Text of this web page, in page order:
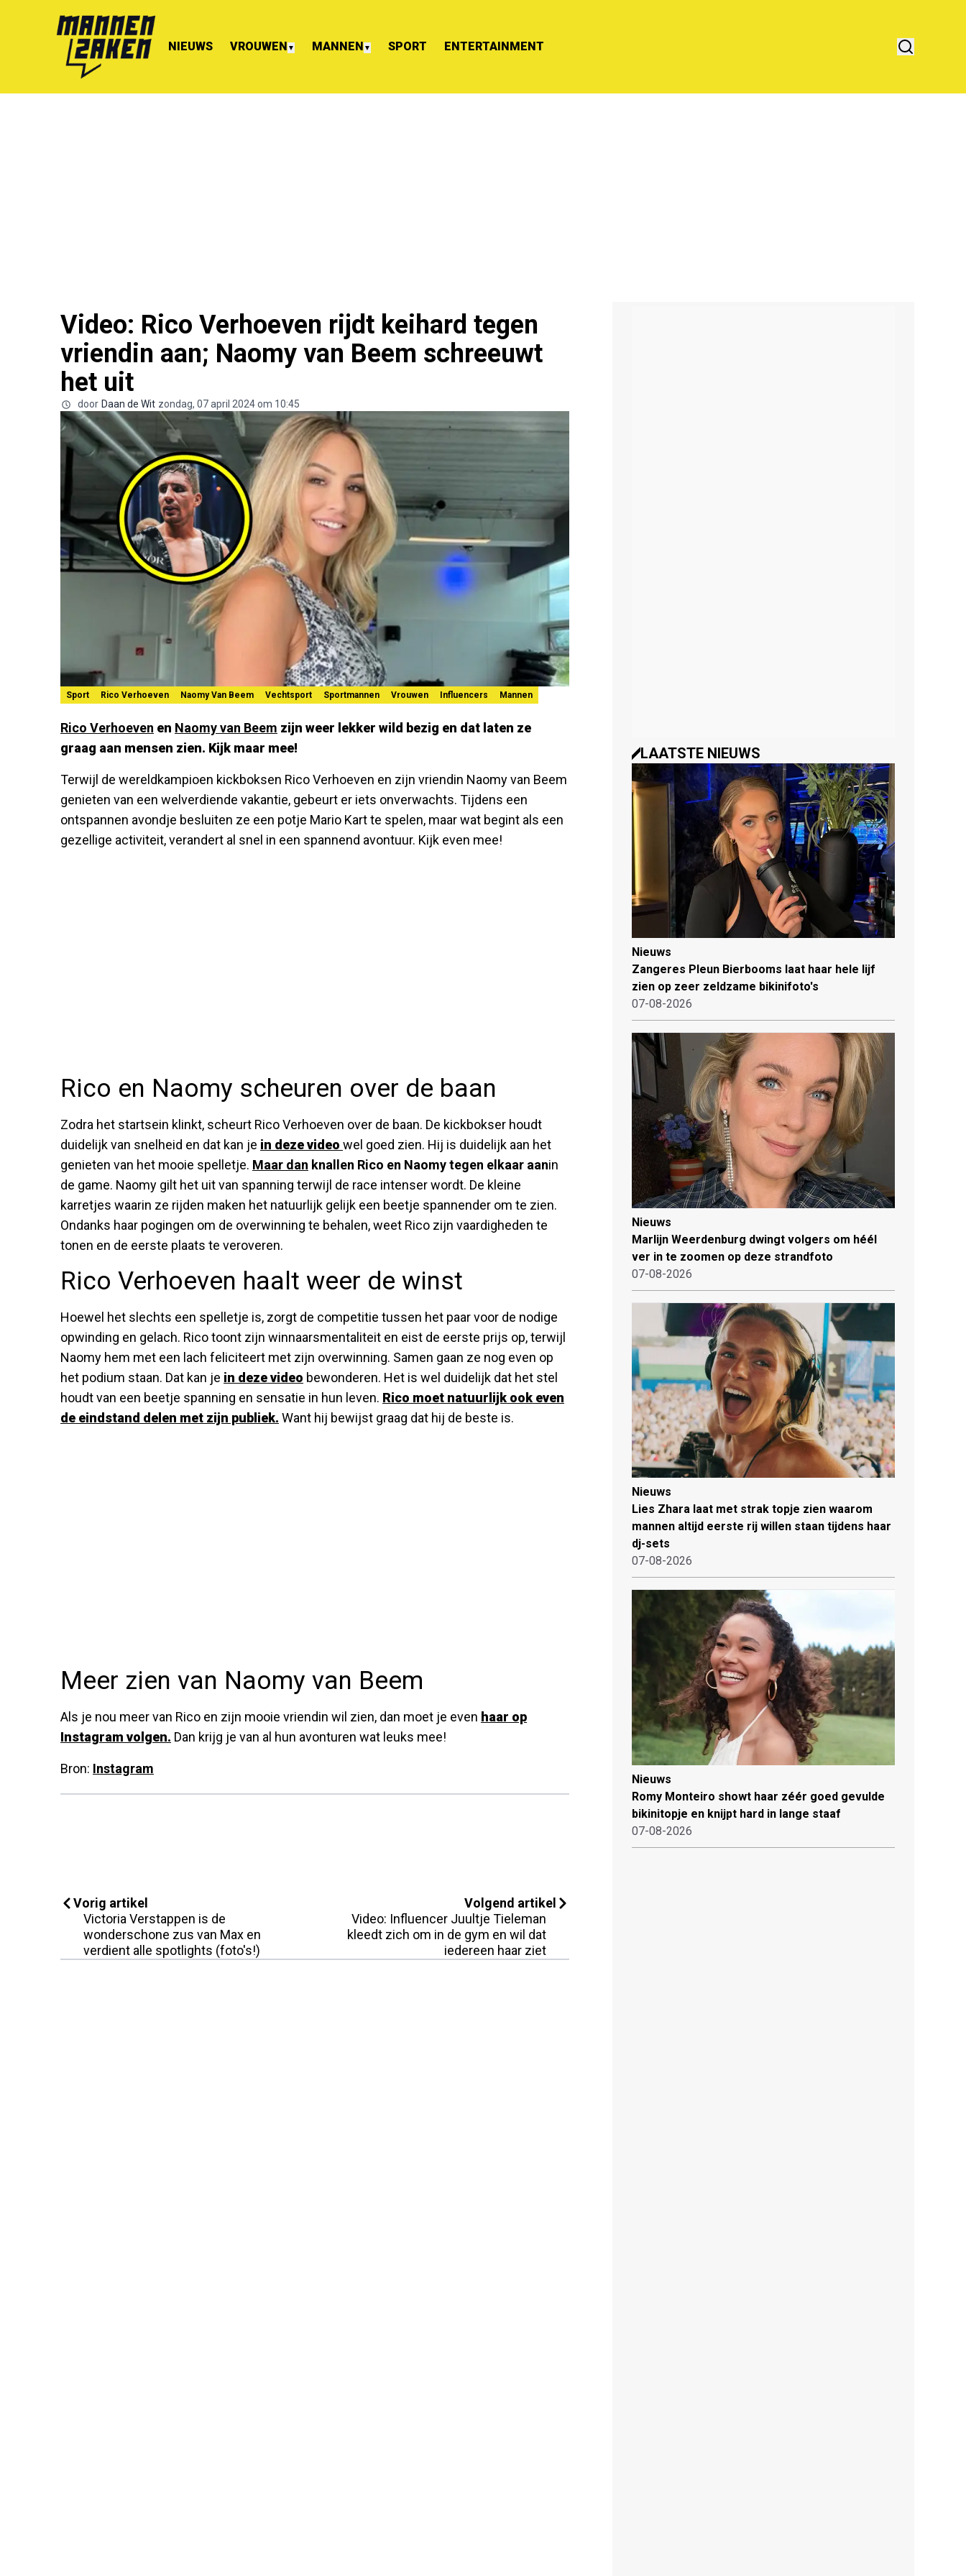
NIEUWS VROUWEN ▼ MANNEN ▼ SPORT ENTERTAINMENT
Video: Rico Verhoeven rijdt keihard tegen
vriendin aan; Naomy van Beem schreeuwt
het uit
door Daan de Wit zondag, 07 april 2024 om 10:45
Sport Rico Verhoeven Naomy Van Beem Vechtsport Sportmannen Vrouwen Influencers Mannen
Rico Verhoeven en Naomy van Beem zijn weer lekker wild bezig en dat laten ze
graag aan mensen zien. Kijk maar mee!
Terwijl de wereldkampioen kickboksen Rico Verhoeven en zijn vriendin Naomy van Beem
genieten van een welverdiende vakantie, gebeurt er iets onverwachts. Tijdens een
ontspannen avondje besluiten ze een potje Mario Kart te spelen, maar wat begint als een
gezellige activiteit, verandert al snel in een spannend avontuur. Kijk even mee!
Rico en Naomy scheuren over de baan
Zodra het startsein klinkt, scheurt Rico Verhoeven over de baan. De kickbokser houdt
duidelijk van snelheid en dat kan je in deze video wel goed zien. Hij is duidelijk aan het
genieten van het mooie spelletje. Maar dan knallen Rico en Naomy tegen elkaar aanin
de game. Naomy gilt het uit van spanning terwijl de race intenser wordt. De kleine
karretjes waarin ze rijden maken het natuurlijk gelijk een beetje spannender om te zien.
Ondanks haar pogingen om de overwinning te behalen, weet Rico zijn vaardigheden te
tonen en de eerste plaats te veroveren.
Rico Verhoeven haalt weer de winst
Hoewel het slechts een spelletje is, zorgt de competitie tussen het paar voor de nodige
opwinding en gelach. Rico toont zijn winnaarsmentaliteit en eist de eerste prijs op, terwijl
Naomy hem met een lach feliciteert met zijn overwinning. Samen gaan ze nog even op
het podium staan. Dat kan je in deze video bewonderen. Het is wel duidelijk dat het stel
houdt van een beetje spanning en sensatie in hun leven. Rico moet natuurlijk ook even
de eindstand delen met zijn publiek. Want hij bewijst graag dat hij de beste is.
Meer zien van Naomy van Beem
Als je nou meer van Rico en zijn mooie vriendin wil zien, dan moet je even haar op
Instagram volgen. Dan krijg je van al hun avonturen wat leuks mee!
Bron: Instagram
Vorig artikel
Victoria Verstappen is de
wonderschone zus van Max en
verdient alle spotlights (foto's!)
Volgend artikel
Video: Influencer Juultje Tieleman
kleedt zich om in de gym en wil dat
iedereen haar ziet
LAATSTE NIEUWS
Nieuws
Zangeres Pleun Bierbooms laat haar hele lijf
zien op zeer zeldzame bikinifoto's
07-08-2026
Nieuws
Marlijn Weerdenburg dwingt volgers om héél
ver in te zoomen op deze strandfoto
07-08-2026
Nieuws
Lies Zhara laat met strak topje zien waarom
mannen altijd eerste rij willen staan tijdens haar
dj-sets
07-08-2026
Nieuws
Romy Monteiro showt haar zéér goed gevulde
bikinitopje en knijpt hard in lange staaf
07-08-2026